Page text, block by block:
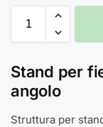
Stand per
angolo
Struttura per